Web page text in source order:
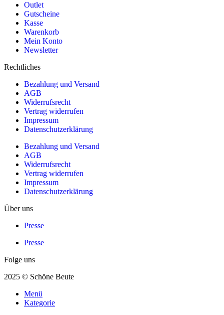
Outlet
Gutscheine
Kasse
Warenkorb
Mein Konto
Newsletter
Rechtliches
Bezahlung und Versand
AGB
Widerrufsrecht
Vertrag widerrufen
Impressum
Datenschutzerklärung
Bezahlung und Versand
AGB
Widerrufsrecht
Vertrag widerrufen
Impressum
Datenschutzerklärung
Über uns
Presse
Presse
Folge uns
2025 © Schöne Beute
Menü
Kategorie